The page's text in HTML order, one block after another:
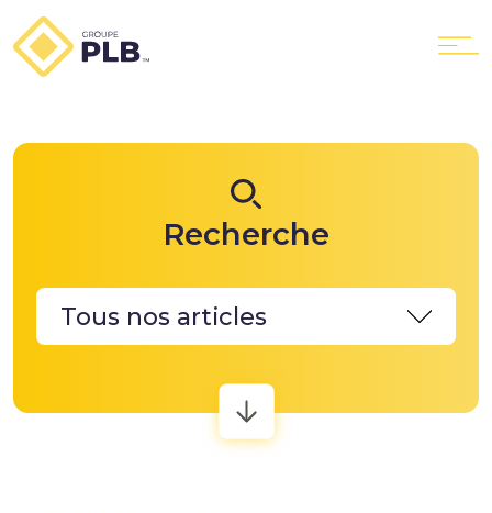
Le Groupe
Recherche